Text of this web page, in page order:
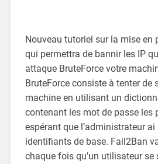
Nouveau tutoriel sur la mise en
qui permettra de bannir les IP
attaque BruteForce votre
BruteForce consiste à tenter de
machine en utilisant un
contenant les mot de passe les
espérant que l’administrateur ai
identifiants de base. Fail2Ban
chaque fois qu’un utilisateur se